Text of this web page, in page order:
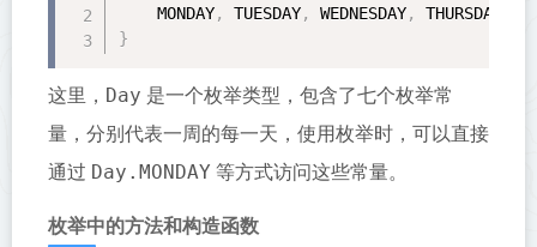
    MONDAY
, TUESDAY, WEDNESDAY, THURSDAY
}
这里， Day 是一个枚举类型，包含了七个枚举常
量，分别代表一周的每一天，使用枚举时，可以直接
通过 Day.MONDAY 等方式访问这些常量。
枚举中的方法和构造函数